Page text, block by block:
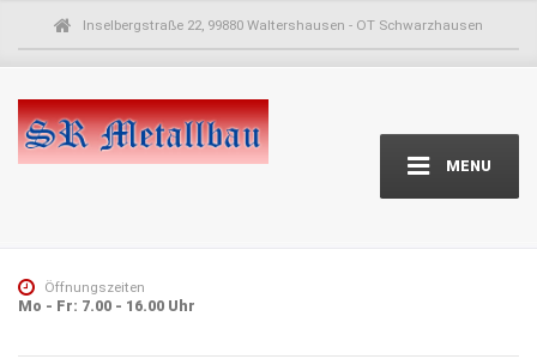
Inselbergstraße 22, 99880 Waltershausen - OT Schwarzhausen
MENU
Öffnungszeiten
Mo - Fr: 7.00 - 16.00 Uhr